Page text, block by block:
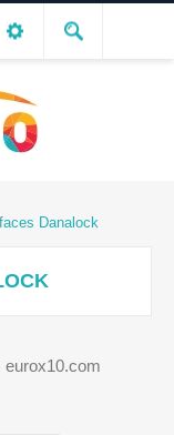
Danalock
eurox10.com